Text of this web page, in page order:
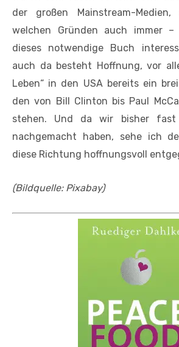
der großen Mainstream-
welchen Gründen auch immer
dieses notwendige Buch
auch da besteht Hoffnung, vor
Leben“ in den USA bereits ein
den von Bill Clinton bis Paul
stehen. Und da wir bisher fast
nachgemacht haben, sehe ich
diese Richtung hoffnungsvoll
(Bildquelle: Pixabay)